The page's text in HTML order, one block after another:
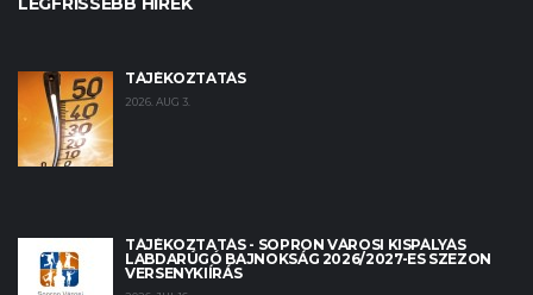
TÁJÉKOZTATÁS
2026. AUG 3.
TÁJÉKOZTATÁS - SOPRON VÁROSI KISPÁLYÁS
LABDARÚGÓ BAJNOKSÁG 2026/2027-ES SZEZON
VERSENYKIÍRÁS